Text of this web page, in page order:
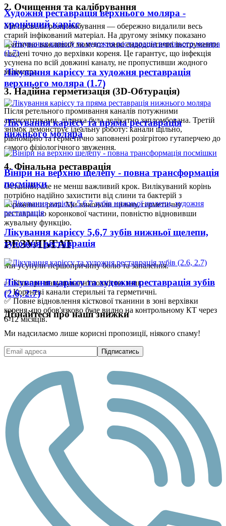
2. Очищення та калібрування
Ми провели розпломбування — обережно видалили весь
старий інфікований матеріал. На другому знімку показано
критично важливий момент: тонкі ендодонтичні інструменти
введені точно до верхівки кореня. Це гарантує, що інфекція
усунена по всій довжині каналу, не пропустивши жодного
міліметра.
3. Надійна герметизація (3D-Обтурація)
Після ретельного промивання каналів потужними
антисептиками, ділянка була делікатно запломбована. Третій
знімок демонструє ідеальну роботу: канали щільно,
рівномірно та герметично заповнені розігрітою гутаперчею до
самого фізіологічного звуження.
4. Фінальна реставрація
Останній, але не менш важливий крок. Вилікуваний корінь
потрібно надійно захистити від слини та бактерій з
порожнини рота. Ми виконали щільну, герметичну
реставрацію коронкової частини, повністю відновивши
жувальну функцію.
РЕЗУЛЬТАТ
Ми усунули першопричину болю та запалення.
✅ Біль при накушуванні повністю зник.
✅ Кореневі канали стерильні та герметичні.
✅ Повне відновлення кісткової тканини в зоні верхівки
кореня, що обов'язково буде видно на контрольному КТ через
6-12 місяців.
Художня реставрація верхнього моляра -
хронічний карієс
Лікування карієсу та художня реставрація
верхнього моляра (1.7)
Лікування карієсу та пряма реставрація
нижнього моляра
Вініри на верхню щелепу - повна трансформація
посмішки
Лікування карієсу 5,6,7 зубів нижньої щелепи,
художня реставрація
Лікування карієсу та художня реставрація зубів
(2.6, 2.7)
Дізнайтеся про наші знижки
Ми надсилаємо лише корисні пропозиції, ніякого спаму!
Підписатись